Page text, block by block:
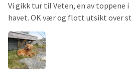
Vi gikk tur til Veten, en av toppene
havet. OK vær og flott utsikt over